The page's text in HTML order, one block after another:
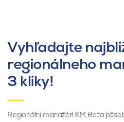
Vyhľadajte
regionálneho
3 kliky!
Regionálni manažéri KM Beta